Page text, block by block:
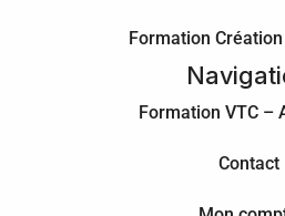
Formation
Formation VTC –
Contact